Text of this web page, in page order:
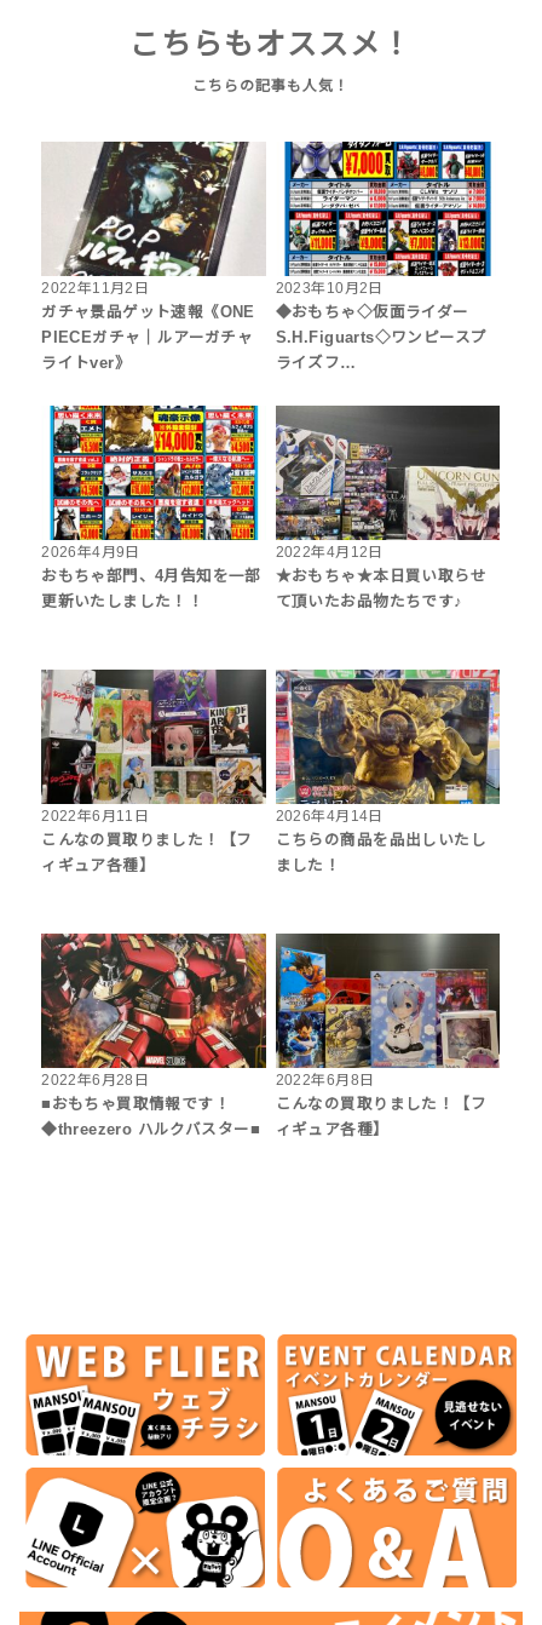
こちらもオススメ！
2022年11月2日
ガチャ景品ゲット速報《ONE
PIECEガチャ｜ルアーガチャ
ライトver》
2023年10月2日
◆おもちゃ◇仮面ライダー
S.H.Figuarts◇ワンピースプ
ライズフ…
2026年4月9日
おもちゃ部門、4月告知を一部
更新いたしました！！
2022年4月12日
★おもちゃ★本日買い取らせ
て頂いたお品物たちです♪
2022年6月11日
こんなの買取りました！【フ
ィギュア各種】
2026年4月14日
こちらの商品を品出しいたし
ました！
2022年6月28日
■おもちゃ買取情報です！
◆threezero ハルクバスター■
2022年6月8日
こんなの買取りました！【フ
ィギュア各種】